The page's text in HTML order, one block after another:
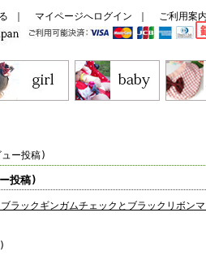
マイページへログイン ご利用案内
ー投稿)
投稿)
ブラックギンガムチェックとブラックリボン